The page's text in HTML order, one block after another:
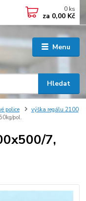
Menu
Hledat
0 ks
za 0,00 Kč
police
výška regálu 2100
pol.
7,